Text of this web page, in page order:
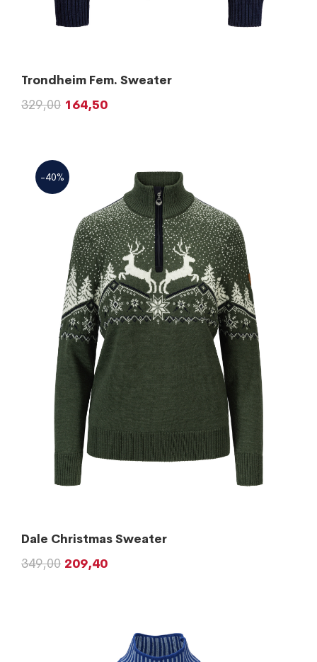
Trondheim Fem. Sweater
329,00 164,50
-40%
Dale Christmas Sweater
349,00 209,40